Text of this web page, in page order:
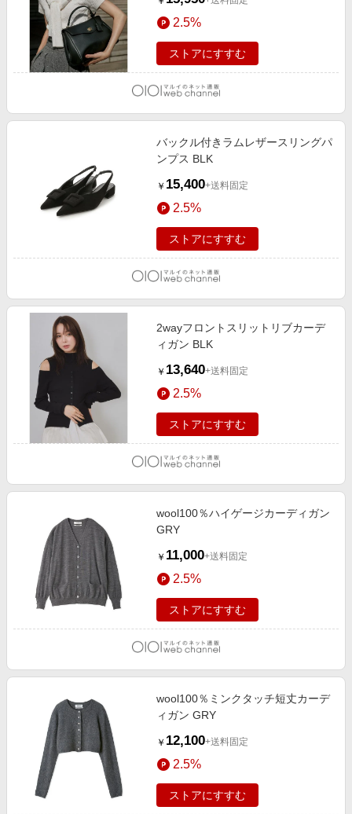
2.5%
ストアにすすむ
バックル付きラムレザースリングパ
ンプス BLK
￥ 15,400+送料固定
2.5%
ストアにすすむ
2wayフロントスリットリブカーデ
ィガン BLK
￥ 13,640+送料固定
2.5%
ストアにすすむ
wool100％ハイゲージカーディガン
GRY
￥ 11,000+送料固定
2.5%
ストアにすすむ
wool100％ミンクタッチ短丈カーデ
ィガン GRY
￥ 12,100+送料固定
2.5%
ストアにすすむ